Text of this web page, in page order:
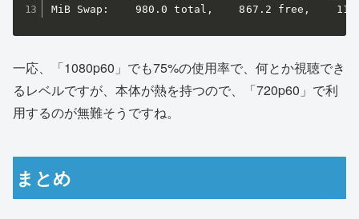
MiB Swap:    980.0 total,    867.2 free,
一応、「1080p60」でも75%の使用率で、何とか視聴でき
るレベルですが、本体が熱を持つので、「720p60」で利
用するのが無難そうですね。
まとめ